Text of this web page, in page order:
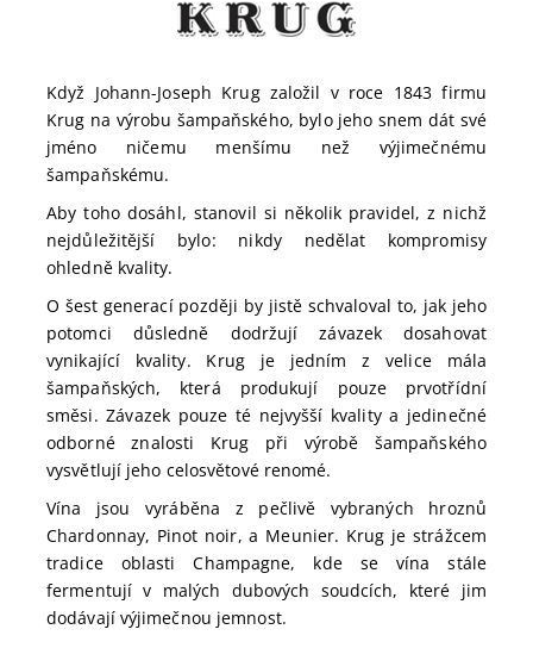
Když Johann-Joseph Krug založil v roce 1843 firmu
Krug na výrobu šampaňského, bylo jeho snem dát své
jméno ničemu menšímu než výjimečnému
šampaňskému.
Aby toho dosáhl, stanovil si několik pravidel, z nichž
nejdůležitější bylo: nikdy nedělat kompromisy
ohledně kvality.
O šest generací později by jistě schvaloval to, jak jeho
potomci důsledně dodržují závazek dosahovat
vynikající kvality. Krug je jedním z velice mála
šampaňských, která produkují pouze prvotřídní
směsi. Závazek pouze té nejvyšší kvality a jedinečné
odborné znalosti Krug při výrobě šampaňského
vysvětlují jeho celosvětové renomé.
Vína jsou vyráběna z pečlivě vybraných hroznů
Chardonnay, Pinot noir, a Meunier. Krug je strážcem
tradice oblasti Champagne, kde se vína stále
fermentují v malých dubových soudcích, které jim
dodávají výjimečnou jemnost.